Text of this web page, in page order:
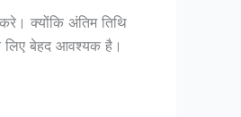
क्योंकि अंतिम तिथि
लिए बेहद आवश्यक है।